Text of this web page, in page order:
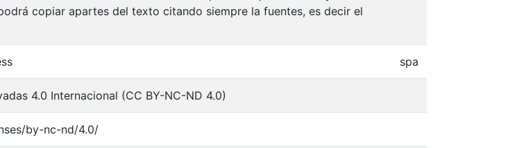
copiar apartes del texto citando siempre la fuentes, es decir el
spa
4.0 Internacional (CC BY-NC-ND 4.0)
by-nc-nd/4.0/